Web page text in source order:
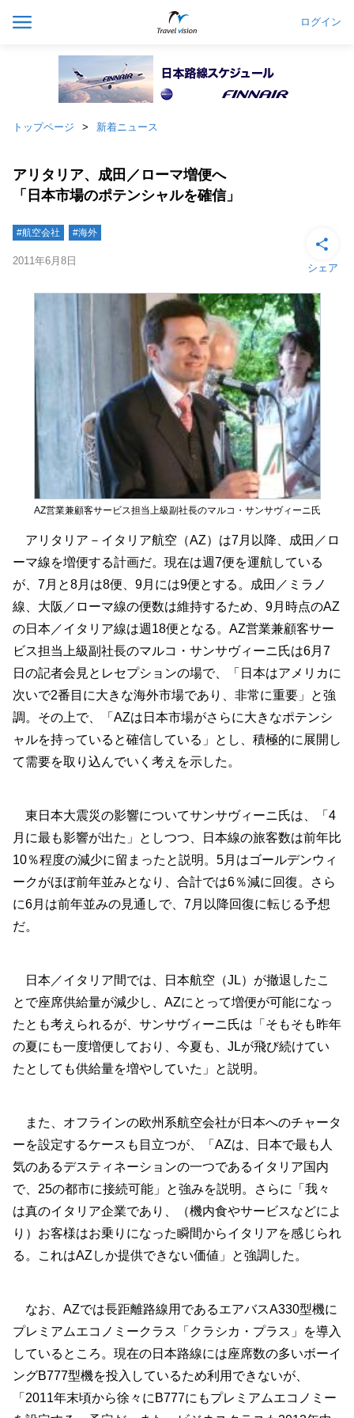
ログイン
トップページ 新着ニュース
アリタリア、成田／ローマ増便へ
「日本市場のポテンシャルを確信」
#航空会社 #海外
2011年6月8日
シェア
AZ営業兼顧客サービス担当上級副社長のマルコ・サンサヴィーニ氏
アリタリア－イタリア航空（AZ）は7月以降、成田／ロ
ーマ線を増便する計画だ。現在は週7便を運航している
が、7月と8月は8便、9月には9便とする。成田／ミラノ
線、大阪／ローマ線の便数は維持するため、9月時点のAZ
の日本／イタリア線は週18便となる。AZ営業兼顧客サー
ビス担当上級副社長のマルコ・サンサヴィーニ氏は6月7
日の記者会見とレセプションの場で、「日本はアメリカに
次いで2番目に大きな海外市場であり、非常に重要」と強
調。その上で、「AZは日本市場がさらに大きなポテンシ
ャルを持っていると確信している」とし、積極的に展開し
て需要を取り込んでいく考えを示した。
東日本大震災の影響についてサンサヴィーニ氏は、「4
月に最も影響が出た」としつつ、日本線の旅客数は前年比
10％程度の減少に留まったと説明。5月はゴールデンウィ
ークがほぼ前年並みとなり、合計では6％減に回復。さら
に6月は前年並みの見通しで、7月以降回復に転じる予想
だ。
日本／イタリア間では、日本航空（JL）が撤退したこ
とで座席供給量が減少し、AZにとって増便が可能になっ
たとも考えられるが、サンサヴィーニ氏は「そもそも昨年
の夏にも一度増便しており、今夏も、JLが飛び続けてい
たとしても供給量を増やしていた」と説明。
また、オフラインの欧州系航空会社が日本へのチャータ
ーを設定するケースも目立つが、「AZは、日本で最も人
気のあるデスティネーションの一つであるイタリア国内
で、25の都市に接続可能」と強みを説明。さらに「我々
は真のイタリア企業であり、（機内食やサービスなどによ
り）お客様はお乗りになった瞬間からイタリアを感じられ
る。これはAZしか提供できない価値」と強調した。
なお、AZでは長距離路線用であるエアバスA330型機に
プレミアムエコノミークラス「クラシカ・プラス」を導入
しているところ。現在の日本路線には座席数の多いボーイ
ングB777型機を投入しているため利用できないが、
「2011年末頃から徐々にB777にもプレミアムエコノミー